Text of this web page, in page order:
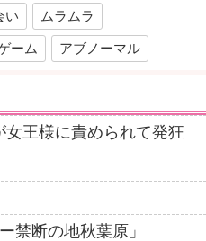
い ムラムラ
ーム アブノーマル
王様に責められて発狂
禁断の地秋葉原」